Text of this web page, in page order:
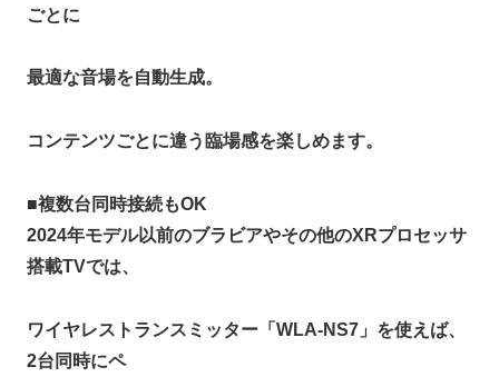
ごとに
最適な音場を自動生成。
コンテンツごとに違う臨場感を楽しめます。
■複数台同時接続もOK
2024年モデル以前のブラビアやその他のXRプロセッサ
搭載TVでは、
ワイヤレストランスミッター「WLA-NS7」を使えば、
2台同時にペ